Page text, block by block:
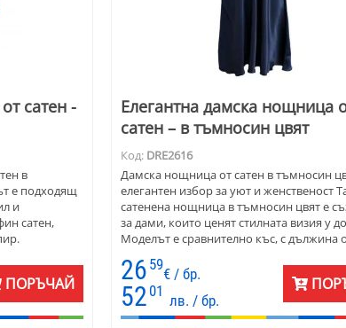
сатен -
в
е подходящ
и
сатен,
ПОРЪЧАЙ
Елегантна дамска нощница
сатен – в тъмносин цвят
Код: DRE2616
Дамска нощница от сатен в тъмносин
елегантен избор за уют и женственост
сатенена нощница в тъмносин цвят е
за дами, които ценят стилната визия у
Моделът е сравнително къс, с дължина
за по-топли вечери през цялата година.
сатенена материя обгръща тялото с
Декоративното дантелено деколте и
кръстосаните презрамки придават
26 59
€ / бр.
52 01
лв. / бр.